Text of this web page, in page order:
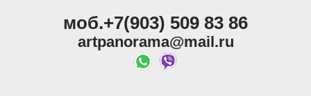
моб.+7(903) 509 83 86
artpanorama@mail.ru